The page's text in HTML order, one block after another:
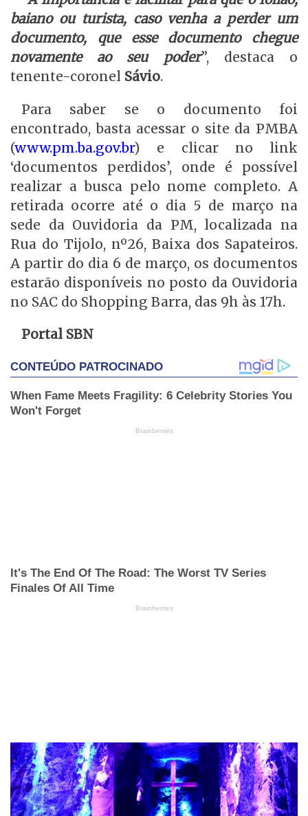
baiano ou turista, caso venha a perder um
documento, que esse documento chegue
novamente ao seu poder”, destaca o
tenente-coronel Sávio.
Para saber se o documento foi
encontrado, basta acessar o site da PMBA
(www.pm.ba.gov.br) e clicar no link
‘documentos perdidos’, onde é possível
realizar a busca pelo nome completo. A
retirada ocorre até o dia 5 de março na
sede da Ouvidoria da PM, localizada na
Rua do Tijolo, nº26, Baixa dos Sapateiros.
A partir do dia 6 de março, os documentos
estarão disponíveis no posto da Ouvidoria
no SAC do Shopping Barra, das 9h às 17h.
Portal SBN